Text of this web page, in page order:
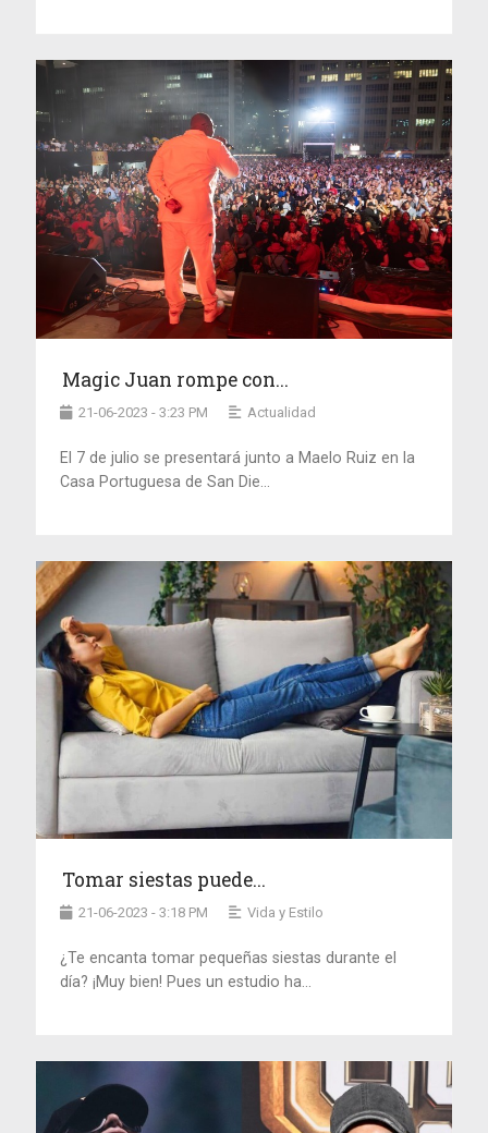
Magic Juan rompe con...
21-06-2023 - 3:23 PM Actualidad
El 7 de julio se presentará junto a Maelo Ruiz en la
Casa Portuguesa de San Die...
Tomar siestas puede...
21-06-2023 - 3:18 PM Vida y Estilo
¿Te encanta tomar pequeñas siestas durante el
día? ¡Muy bien! Pues un estudio ha...